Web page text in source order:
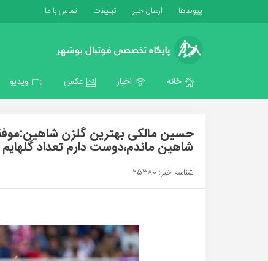
پیوندها ارسال خبر تبلیغات تماس با ما
خانه اخبار عکس ویدیو
حسین مالکی بهترین گلزن
شاهین ماندم،دوست دارم تعداد
شناسه خبر: 25380